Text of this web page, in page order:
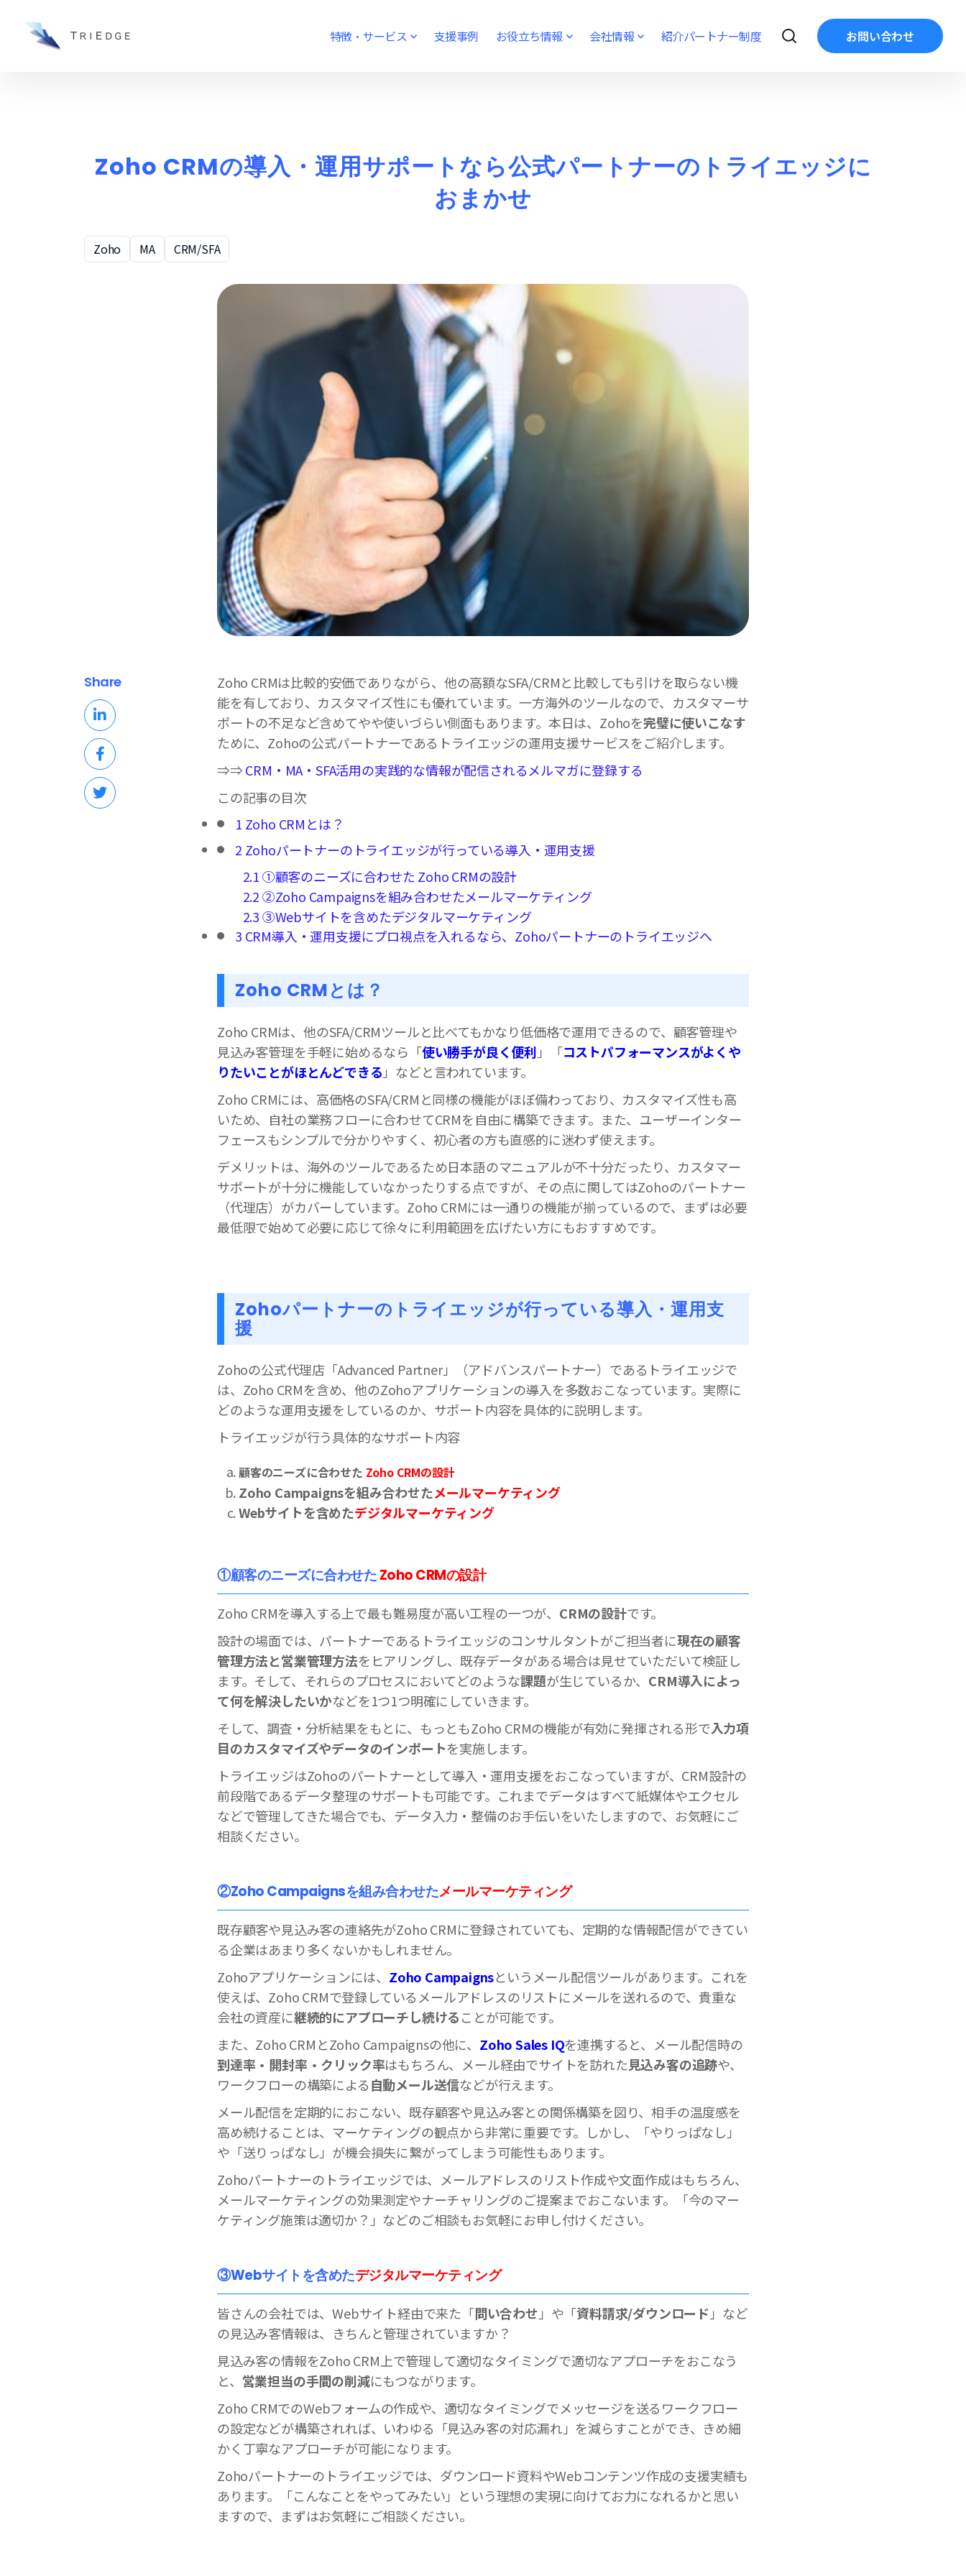
特徴・サービス 支援事例 お役立ち情報 会社情報 紹介パートナー制度 お問い合わせ
Zoho CRMの導入・運用サポートなら公式パートナーのトライエッジに
おまかせ
Zoho MA CRM/SFA
Share
Zoho CRMは比較的安価でありながら、他の高額なSFA/CRMと比較しても引けを取らない機
能を有しており、カスタマイズ性にも優れています。一方海外のツールなので、カスタマーサ
ポートの不足など含めてやや使いづらい側面もあります。本日は、Zohoを完璧に使いこなす
ために、Zohoの公式パートナーであるトライエッジの運用支援サービスをご紹介します。
⇒⇒CRM・MA・SFA活用の実践的な情報が配信されるメルマガに登録する
この記事の目次
1 Zoho CRMとは？
2 Zohoパートナーのトライエッジが行っている導入・運用支援
2.1①顧客のニーズに合わせた Zoho CRMの設計
2.2②Zoho Campaignsを組み合わせたメールマーケティング
2.3③Webサイトを含めたデジタルマーケティング
3 CRM導入・運用支援にプロ視点を入れるなら、Zohoパートナーのトライエッジへ
Zoho CRMとは？
Zoho CRMは、他のSFA/CRMツールと比べてもかなり低価格で運用できるので、顧客管理や
見込み客管理を手軽に始めるなら「使い勝手が良く便利 」「コストパフォーマンスがよく や
りたいことがほとんどできる 」などと言われています。
Zoho CRMには、高価格のSFA/CRMと同様の機能がほぼ備わっており、カスタマイズ性も高
いため、自社の業務フローに合わせてCRMを自由に構築できます。また、ユーザーインター
フェースもシンプルで分かりやすく、初心者の方も直感的に迷わず使えます。
デメリットは、海外のツールであるため日本語のマニュアルが不十分だったり、カスタマー
サポートが十分に機能していなかったりする点ですが、その点に関してはZohoのパートナー
（代理店）がカバーしています。Zoho CRMには一通りの機能が揃っているので、まずは必要
最低限で始めて必要に応じて徐々に利用範囲を広げたい方にもおすすめです。
Zohoパートナーのトライエッジが行っている導入・運用支
援
Zohoの公式代理店「Advanced Partner」（アドバンスパートナー）であるトライエッジで
は、Zoho CRMを含め、他のZohoアプリケーションの導入を多数おこなっています。実際に
どのような運用支援をしているのか、サポート内容を具体的に説明します。
トライエッジが行う具体的なサポート内容
顧客のニーズに合わせた Zoho CRMの設計
Zoho Campaignsを組み合わせたメールマーケティング
Webサイトを含めたデジタルマーケティング
①顧客のニーズに合わせたZoho CRMの設計
Zoho CRMを導入する上で最も難易度が高い工程の一つが、 CRMの設計です。
設計の場面では、パートナーであるトライエッジのコンサルタントがご担当者に現在の顧客
管理方法と営業管理方法をヒアリングし、既存データがある場合は見せていただいて検証し
ます。そして、それらのプロセスにおいてどのような課題が生じているか、 CRM導入によっ
て何を解決したいかなどを1つ1つ明確にしていきます。
そして、調査・分析結果をもとに、もっともZoho CRMの機能が有効に発揮される形で入力項
目のカスタマイズやデータのインポートを実施します。
トライエッジはZohoのパートナーとして導入・運用支援をおこなっていますが、CRM設計の
前段階であるデータ整理のサポートも可能です。これまでデータはすべて紙媒体やエクセル
などで管理してきた場合でも、データ入力・整備のお手伝いをいたしますので、お気軽にご
相談ください。
②Zoho Campaignsを組み合わせたメールマーケティング
既存顧客や見込み客の連絡先がZoho CRMに登録されていても、定期的な情報配信ができてい
る企業はあまり多くないかもしれません。
Zohoアプリケーションには、 Zoho Campaignsというメール配信ツールがあります。これを
使えば、Zoho CRMで登録しているメールアドレスのリストにメールを送れるので、貴重な
会社の資産に継続的にアプローチし続けることが可能です。
また、Zoho CRMとZoho Campaignsの他に、 Zoho Sales IQを連携すると、メール配信時の
到達率・開封率・クリック率はもちろん、メール経由でサイトを訪れた見込み客の追跡や、
ワークフローの構築による自動メール送信などが行えます。
メール配信を定期的におこない、既存顧客や見込み客との関係構築を図り、相手の温度感を
高め続けることは、マーケティングの観点から非常に重要です。しかし、「やりっぱなし」
や「送りっぱなし」が機会損失に繋がってしまう可能性もあります。
Zohoパートナーのトライエッジでは、メールアドレスのリスト作成や文面作成はもちろん、
メールマーケティングの効果測定やナーチャリングのご提案までおこないます。「今のマー
ケティング施策は適切か？」などのご相談もお気軽にお申し付けください。
③Webサイトを含めたデジタルマーケティング
皆さんの会社では、Webサイト経由で来た「問い合わせ 」や「資料請求/ダウンロード 」など
の見込み客情報は、きちんと管理されていますか？
見込み客の情報をZoho CRM上で管理して適切なタイミングで適切なアプローチをおこなう
と、 営業担当の手間の削減にもつながります。
Zoho CRMでのWebフォームの作成や、適切なタイミングでメッセージを送るワークフロー
の設定などが構築されれば、いわゆる「見込み客の対応漏れ」を減らすことができ、きめ細
かく丁寧なアプローチが可能になります。
Zohoパートナーのトライエッジでは、ダウンロード資料やWebコンテンツ作成の支援実績も
あります。「こんなことをやってみたい」という理想の実現に向けてお力になれるかと思い
ますので、まずはお気軽にご相談ください。